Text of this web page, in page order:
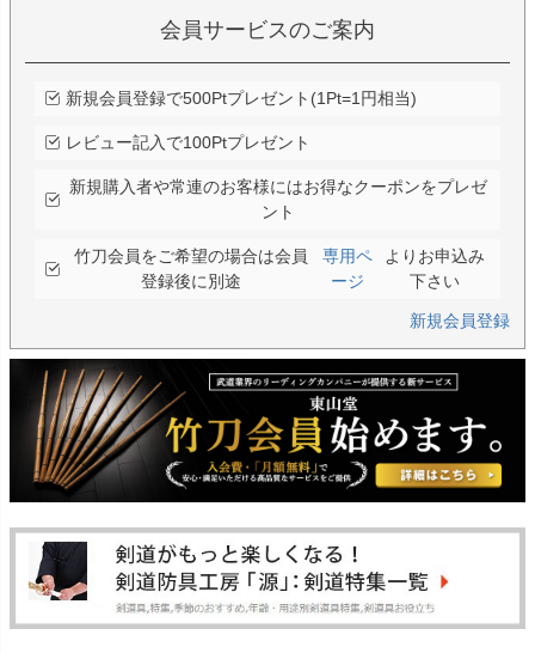
会員サービスのご案内
新規会員登録で500Ptプレゼント(1Pt=1円相当)
レビュー記入で100Ptプレゼント
新規購入者や常連のお客様にはお得なクーポンをプレゼ
ント
竹刀会員をご希望の場合は会員
登録後に別途
専用ペ
ージ
よりお申込み
下さい
新規会員登録